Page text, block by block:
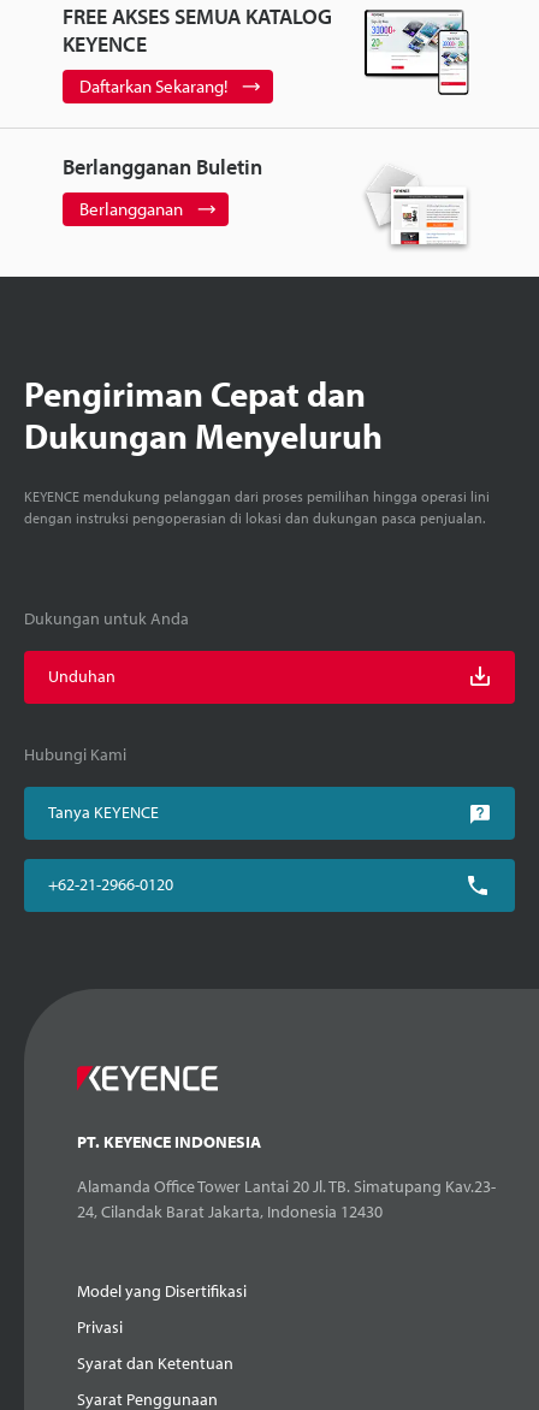
FREE AKSES SEMUA KATALOG
KEYENCE
Daftarkan Sekarang!
Berlangganan Buletin
Berlangganan
Pengiriman Cepat dan
Dukungan Menyeluruh
KEYENCE mendukung pelanggan dari proses pemilihan hingga operasi lini
dengan instruksi pengoperasian di lokasi dan dukungan pasca penjualan.
Dukungan untuk Anda
Unduhan
Hubungi Kami
Tanya KEYENCE
+62-21-2966-0120
PT. KEYENCE INDONESIA
Alamanda Office Tower Lantai 20 Jl. TB. Simatupang Kav.23-
24, Cilandak Barat Jakarta, Indonesia 12430
Model yang Disertifikasi
Privasi
Syarat dan Ketentuan
Syarat Penggunaan